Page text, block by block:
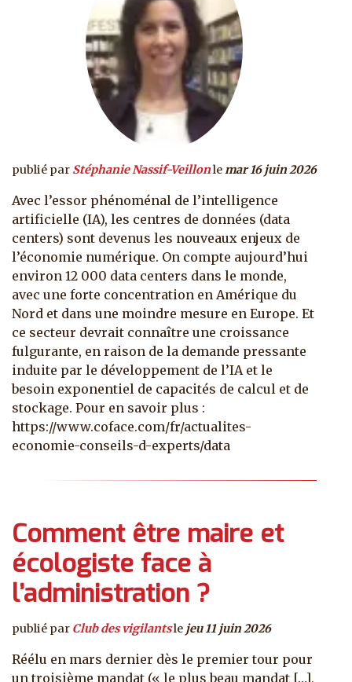
publié par Stéphanie Nassif-Veillonlemar 16 juin 2026
Avec l’essor phénoménal de l’intelligence
artificielle (IA), les centres de données (data
centers) sont devenus les nouveaux enjeux de
l’économie numérique. On compte aujourd’hui
environ 12 000 data centers dans le monde,
avec une forte concentration en Amérique du
Nord et dans une moindre mesure en Europe. Et
ce secteur devrait connaître une croissance
fulgurante, en raison de la demande pressante
induite par le développement de l’IA et le
besoin exponentiel de capacités de calcul et de
stockage. Pour en savoir plus :
https://www.coface.com/fr/actualites-
economie-conseils-d-experts/data
Comment être maire et
écologiste face à
l’administration ?
publié par Club des vigilantsle jeu 11 juin 2026
Réélu en mars dernier dès le premier tour pour
un troisième mandat (« le plus beau mandat […],